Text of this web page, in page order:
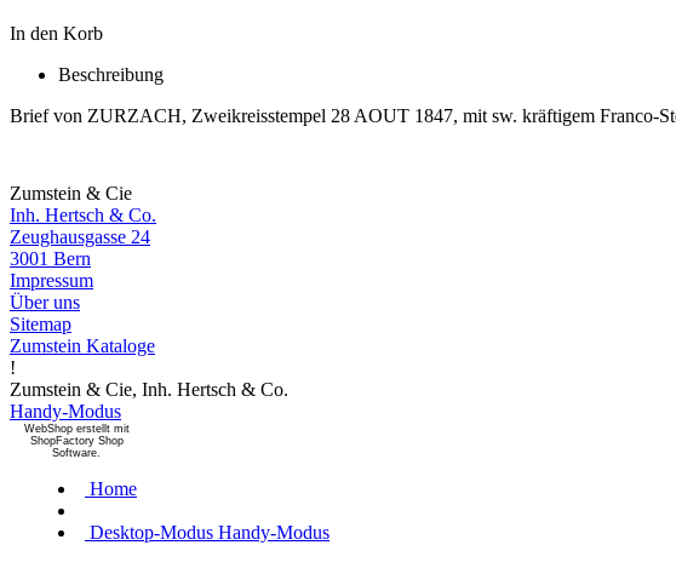
In den Korb
Beschreibung
Brief von ZURZACH, Zweikreisstempel 28 AOUT 1847, mit sw. kräftigem Franco-
Zumstein & Cie
Inh. Hertsch & Co.
Zeughausgasse 24
3001 Bern
Impressum
Über uns
Sitemap
Zumstein Kataloge
!
Zumstein & Cie, Inh. Hertsch & Co.
Handy-Modus
WebShop erstellt mit
ShopFactory Shop
Software.
Home
Desktop-Modus Handy-Modus